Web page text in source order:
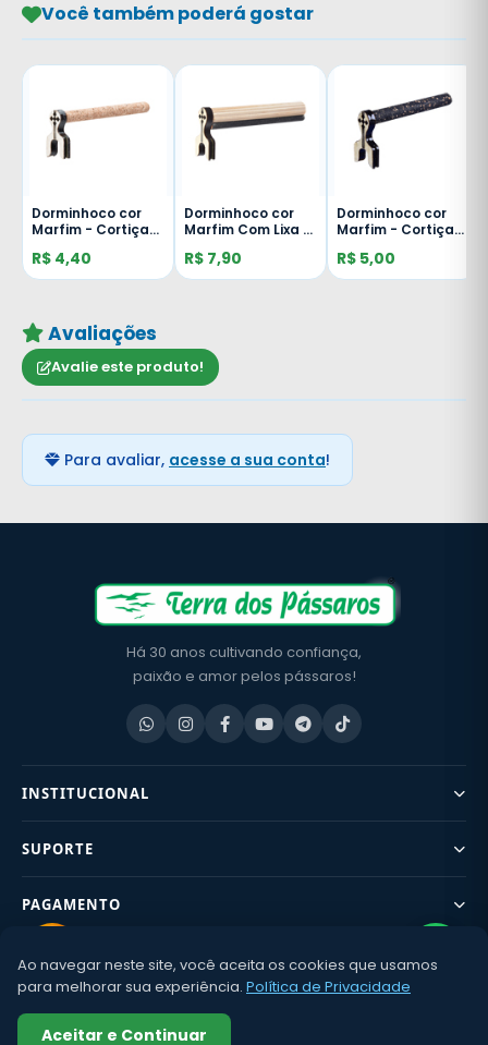
Você também poderá gostar
Dorminhoco cor
Marfim - Cortiça
Fina - 10mm
R$ 4,40
Dorminhoco cor
Marfim Com Lixa -
R$ 7,90
Dorminhoco cor
Marfim - Cortiça
- 10mm
R$ 5,00
Avaliações
Avalie este produto!
Para avaliar, acesse a sua conta!
Há 30 anos cultivando confiança,
paixão e amor pelos pássaros!
INSTITUCIONAL
SUPORTE
PAGAMENTO
CONTATO
©2002–2026 Terra dos Pássaros – CNPJ: 02.674.780/0001-80 | Av.
Ao navegar neste site, você aceita os cookies que usamos
para melhorar sua experiência. Política de Privacidade
Aceitar e Continuar